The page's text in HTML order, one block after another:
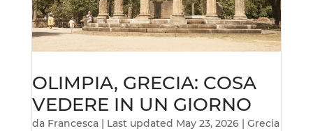
OLIMPIA, GRECIA: COSA
VEDERE IN UN GIORNO
da Francesca| Last updated May 23, 2026| Grecia